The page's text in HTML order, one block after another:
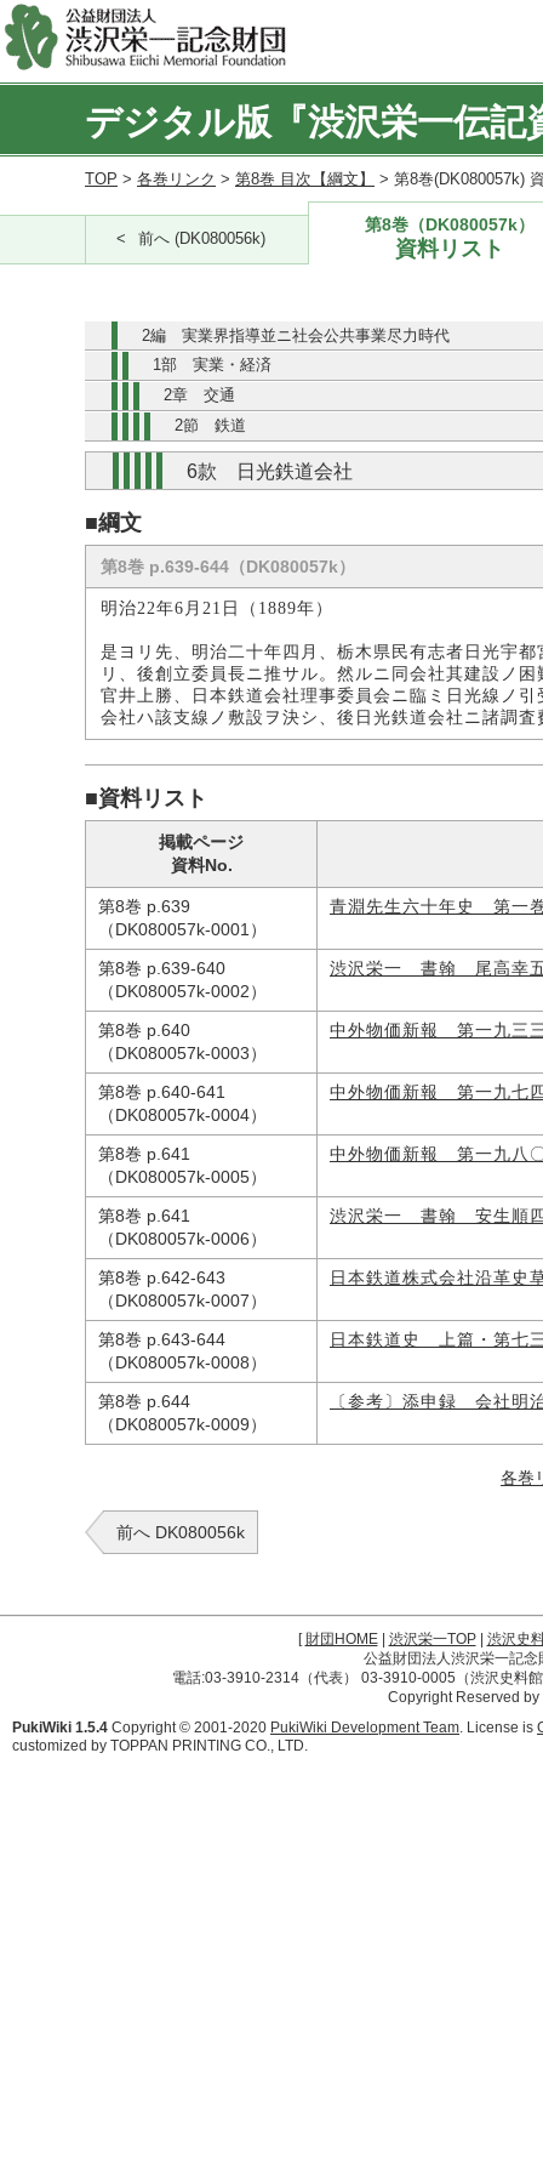
デジタル版『渋沢栄一伝記
TOP > 各巻リンク > 第8巻 目次【綱文】 > 第8巻(DK080057k)
前へ (DK080056k)
第8巻（DK080057k）
資料リスト
2編 実業界指導並ニ社会公共事業尽力時代
1部 実業・経済
2章 交通
2節 鉄道
6款 日光鉄道会社
■綱文
第8巻 p.639-644（DK080057k）
明治22年6月21日（1889年）
是ヨリ先、明治二十年四月、栃木県民有志者日光宇
リ、後創立委員長ニ推サル。然ルニ同会社其建設ノ
官井上勝、日本鉄道会社理事委員会ニ臨ミ日光線ノ
会社ハ該支線ノ敷設ヲ決シ、後日光鉄道会社ニ諸調
■資料リスト
掲載ページ
資料No.
第8巻 p.639
（DK080057k-0001）
青淵先生六十年史 第一
第8巻 p.639-640
（DK080057k-0002）
渋沢栄一 書翰 尾高幸五
第8巻 p.640
（DK080057k-0003）
中外物価新報 第一九三
第8巻 p.640-641
（DK080057k-0004）
中外物価新報 第一九七
第8巻 p.641
（DK080057k-0005）
中外物価新報 第一九八
第8巻 p.641
（DK080057k-0006）
渋沢栄一 書翰 安生順四
第8巻 p.642-643
（DK080057k-0007）
日本鉄道株式会社沿革
第8巻 p.643-644
（DK080057k-0008）
日本鉄道史 上篇・第七
第8巻 p.644
（DK080057k-0009）
〔参考〕添申録 会社明
各巻
前へ DK080056k
[財団HOME| 渋沢栄一TOP| 渋沢史
公益財団法人渋沢栄一記
電話:03-3910-2314（代表） 03-3910-0005（渋沢史料
Copyright Reserved
PukiWiki 1.5.4 Copyright © 2001-2020 PukiWiki Development Team. License is
customized by TOPPAN PRINTING CO., LTD.